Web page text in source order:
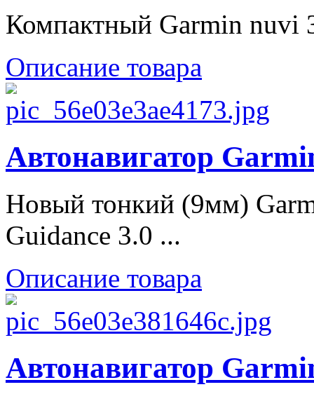
Компактный Garmin nuvi
Описание товара
Автонавигатор
Новый тонкий (9мм)
Guidance 3.0 ...
Описание товара
Автонавигатор